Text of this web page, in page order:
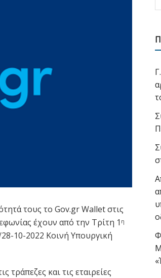
τους το Gov.gr Wallet στις
έχουν από την Τρίτη 1 η
10-2022 Κοινή Υπουργική
τράπεζες και τις εταιρείες